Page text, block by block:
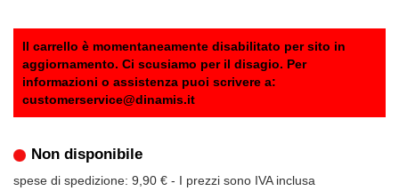
Il carrello è momentaneamente disabilitato per sito in
aggiornamento. Ci scusiamo per il disagio. Per
informazioni o assistenza puoi scrivere a:
customerservice@dinamis.it
Non disponibile
spese di spedizione: 9,90 € - I prezzi sono IVA inclusa